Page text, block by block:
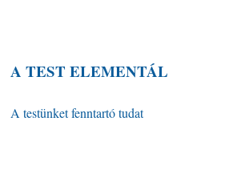
A TEST ELEMENTÁL
A testünket fenntartó tudat